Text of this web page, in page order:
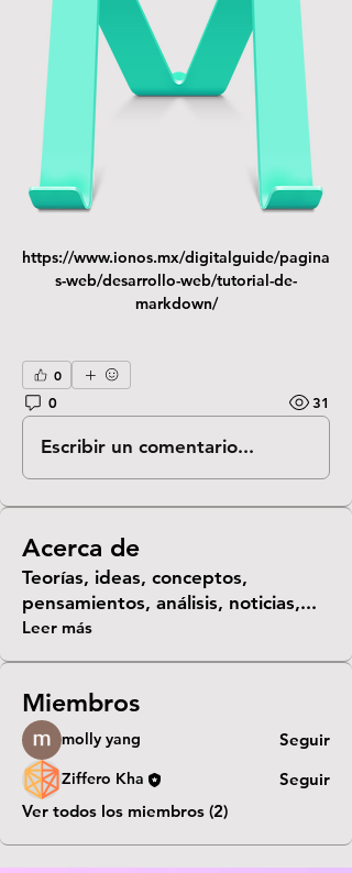
https://www.ionos.mx/digitalguide/pagina
s-web/desarrollo-web/tutorial-de-
markdown/
0
0
31
Escribir un comentario...
Acerca de
Teorías, ideas, conceptos,
pensamientos, análisis, noticias,...
Leer más
Miembros
molly yang Seguir
Ziffero Kha
Seguir
Ver todos los miembros (2)